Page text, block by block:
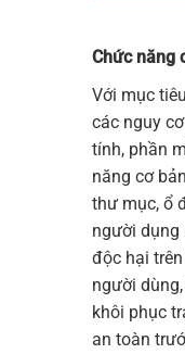
Chức năng
Với mục
các nguy
tính, phần
năng cơ
thư mục, ổ
người dụng
độc hại
người
khôi phục
an toàn